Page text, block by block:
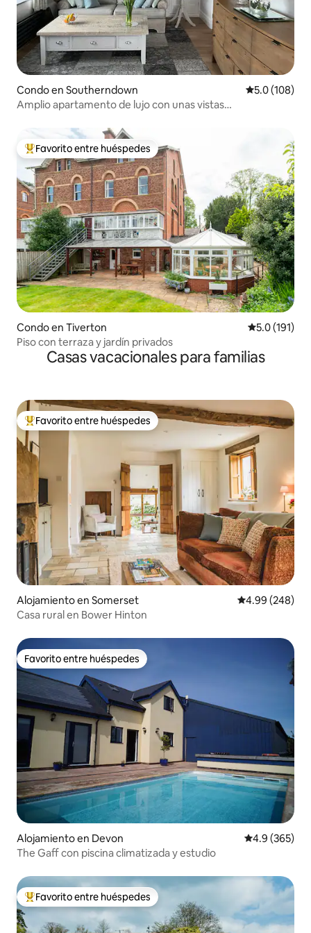
Condo en Southerndown Calificación
5.0 (108)
Amplio apartamento de lujo con unas vistas
Favorito entre huéspedes preferido
Favorito entre huéspedes
Condo en Tiverton Calificación
5.0 (191)
Piso con terraza y jardín privados
Casas vacacionales para familias
Favorito entre huéspedes preferido
Favorito entre huéspedes
Alojamiento en Somerset Calificación
4.99 (248)
Casa rural en Bower Hinton
Favorito entre huéspedes
Favorito entre huéspedes
Alojamiento en Devon Calificación
4.9 (365)
The Gaff con piscina climatizada y estudio
Favorito entre huéspedes preferido
Favorito entre huéspedes